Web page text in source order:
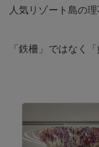
人気リゾート島の理
「鉄柵」ではなく